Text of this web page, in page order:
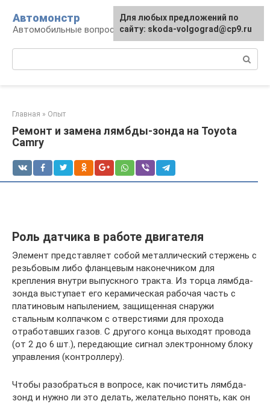
контенту
Автомонстр
Автомобильные вопросы и ответы
Главная » Опыт
Ремонт и замена лямбды-зонда на Toyota
Camry
Роль датчика в работе двигателя
Элемент представляет собой металлический стержень с
резьбовым либо фланцевым наконечником для
крепления внутри выпускного тракта. Из торца лямбда-
зонда выступает его керамическая рабочая часть с
платиновым напылением, защищенная снаружи
стальным колпачком с отверстиями для прохода
отработавших газов. С другого конца выходят провода
(от 2 до 6 шт.), передающие сигнал электронному блоку
управления (контроллеру).
Чтобы разобраться в вопросе, как почистить лямбда-
зонд и нужно ли это делать, желательно понять, как он
Для любых предложений по
сайту: skoda-volgograd@cp9.ru